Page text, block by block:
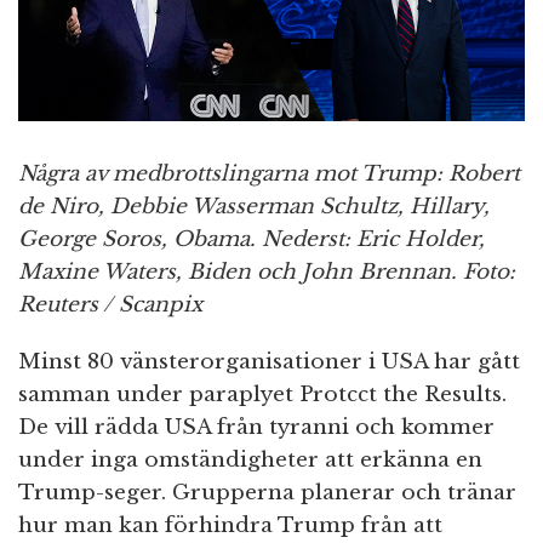
n
Några av medbrottslingarna mot Trump: Robert
de Niro, Debbie Wasserman Schultz, Hillary,
George Soros, Obama. Nederst: Eric Holder,
Maxine Waters, Biden och John Brennan. Foto:
Reuters / Scanpix
Minst 80 vänsterorganisationer i USA har gått
samman under paraplyet Protcct the Results.
De vill rädda USA från tyranni och kommer
under inga omständigheter att erkänna en
Trump-seger. Grupperna planerar och tränar
hur man kan förhindra Trump från att